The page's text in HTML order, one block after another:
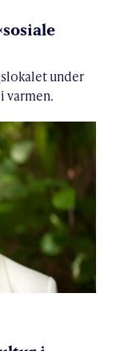
under
varmen.